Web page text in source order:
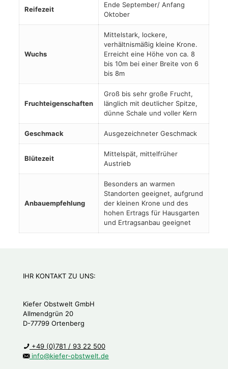
Reifezeit
Ende September/ Anfang
Oktober
Wuchs
Mittelstark, lockere,
verhältnismäßig kleine Krone.
Erreicht eine Höhe von ca. 8
bis 10m bei einer Breite von 6
bis 8m
Fruchteigenschaften
Groß bis sehr große Frucht,
länglich mit deutlicher Spitze,
dünne Schale und voller Kern
Geschmack Ausgezeichneter Geschmack
Blütezeit
Mittelspät, mittelfrüher
Austrieb
Anbauempfehlung
Besonders an warmen
Standorten geeignet, aufgrund
der kleinen Krone und des
hohen Ertrags für Hausgarten
und Ertragsanbau geeignet
IHR KONTAKT ZU UNS:
Kiefer Obstwelt GmbH
Allmendgrün 20
D-77799 Ortenberg
+49 (0)781 / 93 22 500
info@kiefer-obstwelt.de